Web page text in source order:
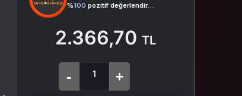
%100 pozitif değerlendirme
2.366,70 TL